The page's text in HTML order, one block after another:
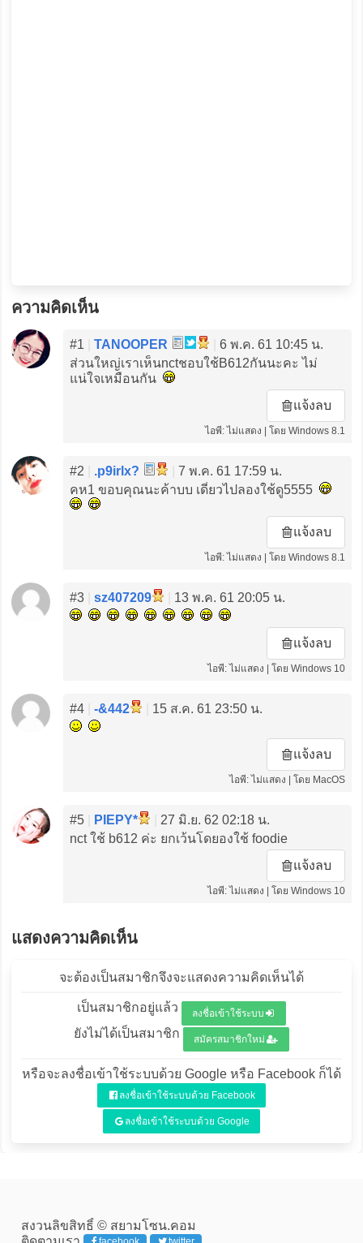
ความคิดเห็น
#1 TANOOPER
6 พ.ค. 61 10:45 น.
ส่วนใหญ่เราเห็นnctชอบใช้B612กันนะคะ ไม่
แน่ใจเหมือนกัน
แจ้งลบ
ไอพี: ไม่แสดง | โดย Windows 8.1
#2 .p9irlx?
7 พ.ค. 61 17:59 น.
คห1 ขอบคุณนะค้าบบ เดี๋ยวไปลองใช้ดู5555
แจ้งลบ
ไอพี: ไม่แสดง | โดย Windows 8.1
#3 sz407209 13 พ.ค. 61 20:05 น.
แจ้งลบ
ไอพี: ไม่แสดง | โดย Windows 10
#4 -&442 15 ส.ค. 61 23:50 น.
แจ้งลบ
ไอพี: ไม่แสดง | โดย MacOS
#5 PIEPY*
27 มิ.ย. 62 02:18 น.
nct ใช้ b612 ค่ะ ยกเว้นโดยองใช้ foodie
แจ้งลบ
ไอพี: ไม่แสดง | โดย Windows 10
แสดงความคิดเห็น
จะต้องเป็นสมาชิกจึงจะแสดงความคิดเห็นได้
เป็นสมาชิกอยู่แล้ว ลงชื่อเข้าใช้ระบบ
ยังไม่ได้เป็นสมาชิก สมัครสมาชิกใหม่
หรือจะลงชื่อเข้าใช้ระบบด้วย Google หรือ Facebook ก็ได้
ลงชื่อเข้าใช้ระบบด้วย Facebook
ลงชื่อเข้าใช้ระบบด้วย Google
สงวนลิขสิทธิ์ © สยามโซน.คอม